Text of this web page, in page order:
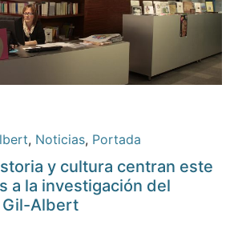
, Noticias, Portada
y cultura centran este
a la investigación del
Gil-Albert